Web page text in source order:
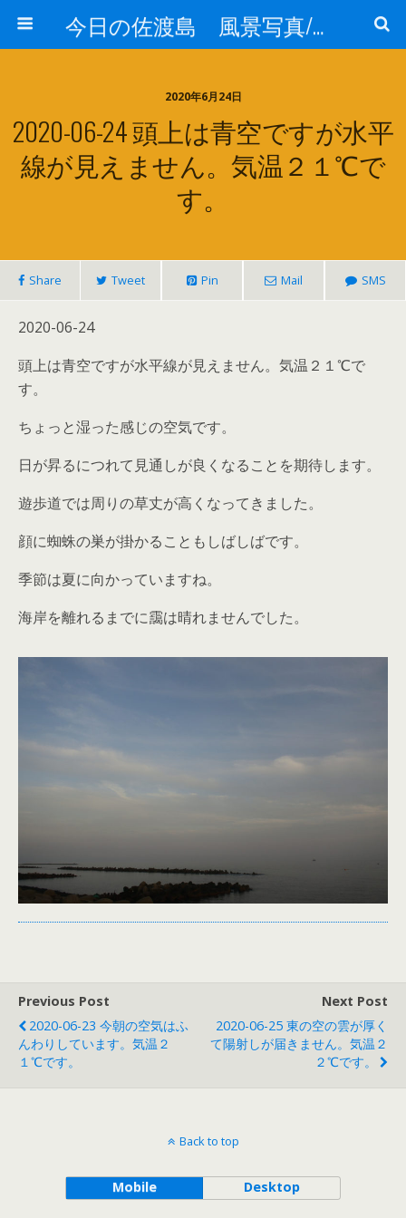
今日の佐渡島 風景写真/天気/お酒/お米/温泉
2020年6月24日
2020-06-24 頭上は青空ですが水平
線が見えません。気温２１℃で
す。
Share Tweet Pin Mail SMS
2020-06-24
頭上は青空ですが水平線が見えません。気温２１℃で
す。
ちょっと湿った感じの空気です。
日が昇るにつれて見通しが良くなることを期待します。
遊歩道では周りの草丈が高くなってきました。
顔に蜘蛛の巣が掛かることもしばしばです。
季節は夏に向かっていますね。
海岸を離れるまでに靄は晴れませんでした。
Previous Post
2020-06-23 今朝の空気はふ
んわりしています。気温２
１℃です。
Next Post
2020-06-25 東の空の雲が厚く
て陽射しが届きません。気温２
２℃です。
Back to top
Mobile Desktop